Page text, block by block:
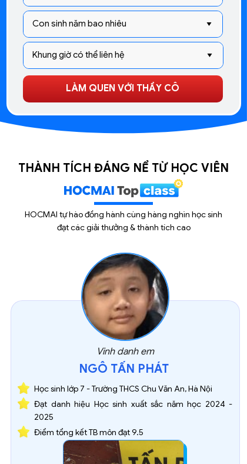
LÀM QUEN VỚI THẦY CÔ
THÀNH TÍCH ĐÁNG NỂ TỪ HỌC VIÊN
HOCMAI tự hào đồng hành cùng hàng nghìn học sinh
đạt các giải thưởng & thành tích cao
NGÔ TẤN PHÁT
Vinh danh em
Học sinh lớp 7 - Trường THCS Chu Văn An, Hà Nội
Đạt danh hiệu Học sinh xuất sắc năm học 2024 -
2025
Điểm tổng kết TB môn đạt 9.5